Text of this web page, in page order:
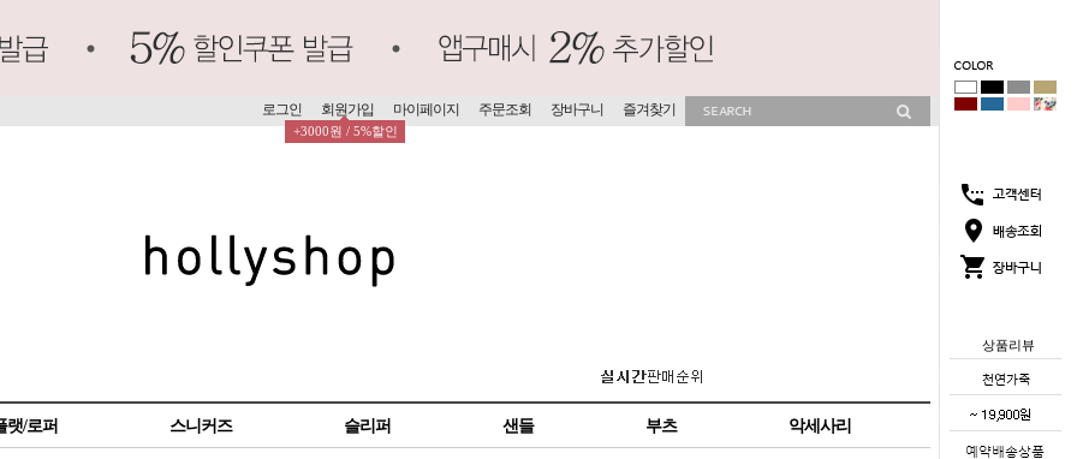
상품리뷰
로그인 회원가입
+3000원 / 5%할인
마이페이지 주문조회 장바구니 즐겨찾기
랫/로퍼 스니커즈 슬리퍼 샌들 부츠 악세사리